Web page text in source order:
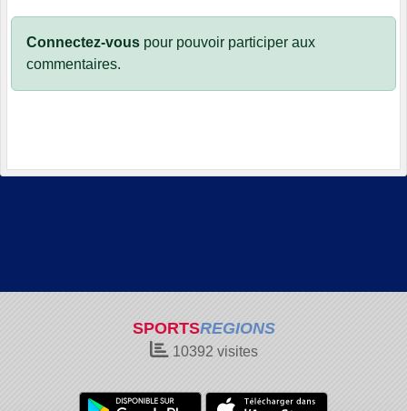
Connectez-vous pour pouvoir participer aux
commentaires.
SPORTSREGIONS
10392 visites